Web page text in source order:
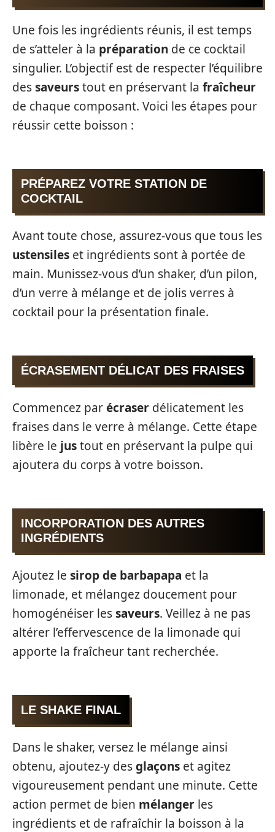
Une fois les ingrédients réunis, il est temps
de s’atteler à la préparation de ce cocktail
singulier. L’objectif est de respecter l’équilibre
dessaveurstout en préservant la fraîcheur
de chaque composant. Voici les étapes pour
réussir cette boisson :
PRÉPAREZ VOTRE STATION DE
COCKTAIL
Avant toute chose, assurez-vous que tous les
ustensiles et ingrédients sont à portée de
main. Munissez-vous d’un shaker, d’un pilon,
d’un verre à mélange et de jolis verres à
cocktail pour la présentation finale.
ÉCRASEMENT DÉLICAT DES FRAISES
Commencez parécraser délicatement les
fraises dans le verre à mélange. Cette étape
libère le justout en préservant la pulpe qui
ajoutera du corps à votre boisson.
INCORPORATION DES AUTRES
INGRÉDIENTS
Ajoutez le sirop de barbapapa et la
limonade, et mélangez doucement pour
homogénéiser lessaveurs. Veillez à ne pas
altérer l’effervescence de la limonade qui
apporte la fraîcheur tant recherchée.
LE SHAKE FINAL
Dans le shaker, versez le mélange ainsi
obtenu, ajoutez-y desglaçons et agitez
vigoureusement pendant une minute. Cette
action permet de bien mélanger les
ingrédients et de rafraîchir la boisson à la